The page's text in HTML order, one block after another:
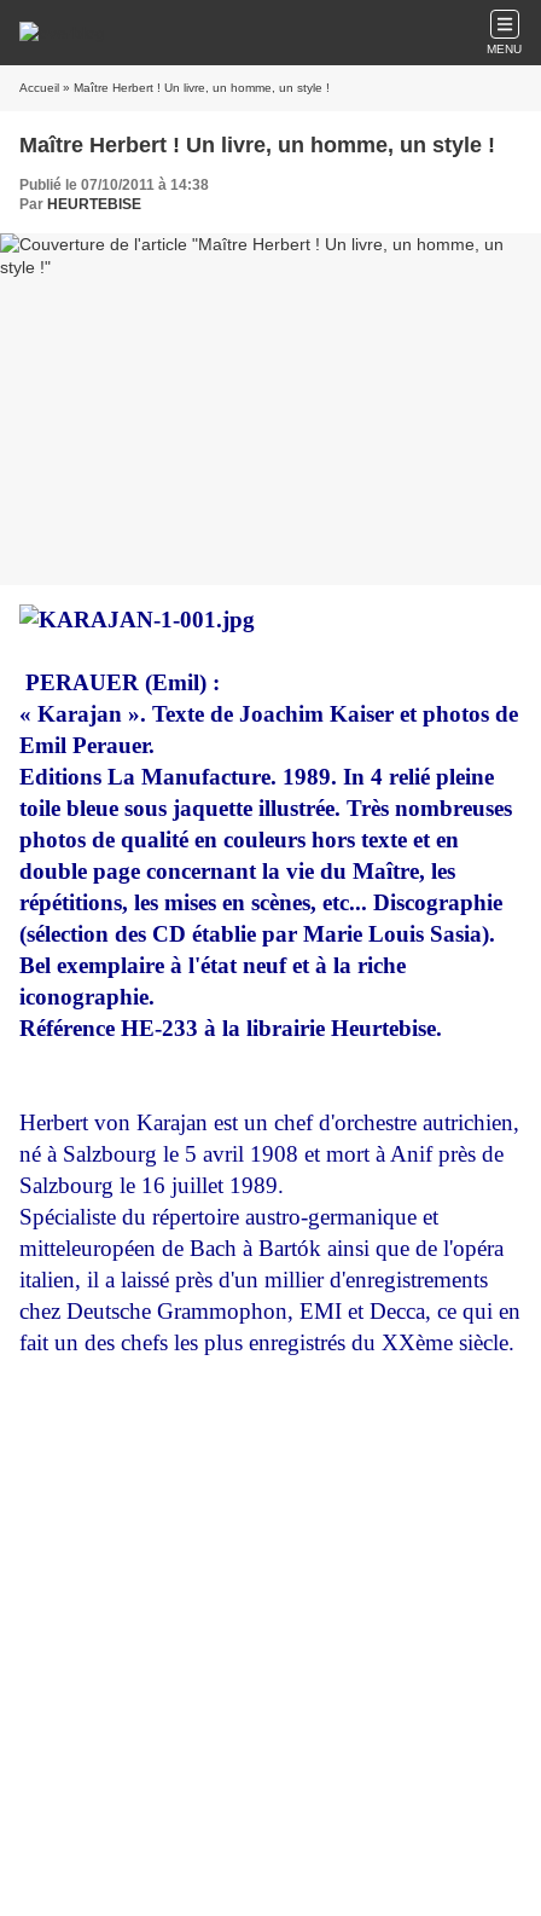
MENU
Accueil » Maître Herbert ! Un livre, un homme, un style !
Maître Herbert ! Un livre, un homme, un style !
Publié le 07/10/2011 à 14:38
Par HEURTEBISE
PERAUER (Emil) :
« Karajan ». Texte de Joachim Kaiser et photos de
Emil Perauer.
Editions La Manufacture. 1989. In 4 relié pleine
toile bleue sous jaquette illustrée. Très nombreuses
photos de qualité en couleurs hors texte et en
double page concernant la vie du Maître, les
répétitions, les mises en scènes, etc... Discographie
(sélection des CD établie par Marie Louis Sasia).
Bel exemplaire à l'état neuf et à la riche
iconographie.
Référence HE-233 à la librairie Heurtebise.
Herbert von Karajan est un chef d'orchestre autrichien,
né à Salzbourg le 5 avril 1908 et mort à Anif près de
Salzbourg le 16 juillet 1989.
Spécialiste du répertoire austro-germanique et
mitteleuropéen de Bach à Bartók ainsi que de l'opéra
italien, il a laissé près d'un millier d'enregistrements
chez Deutsche Grammophon, EMI et Decca, ce qui en
fait un des chefs les plus enregistrés du XXème siècle.